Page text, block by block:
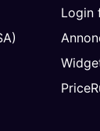
Login